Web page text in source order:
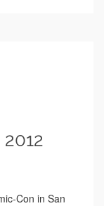
Con in San